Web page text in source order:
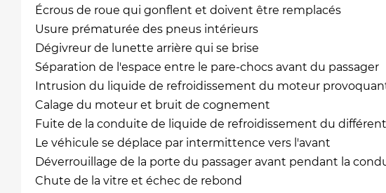
Écrous de roue qui gonflent et doivent être remplacés
Usure prématurée des pneus intérieurs
Dégivreur de lunette arrière qui se brise
Séparation de l'espace entre le pare-chocs avant du passager
Intrusion du liquide de refroidissement du moteur
Calage du moteur et bruit de cognement
Fuite de la conduite de liquide de refroidissement du
Le véhicule se déplace par intermittence vers l'avant
Déverrouillage de la porte du passager avant pendant la
Chute de la vitre et échec de rebond